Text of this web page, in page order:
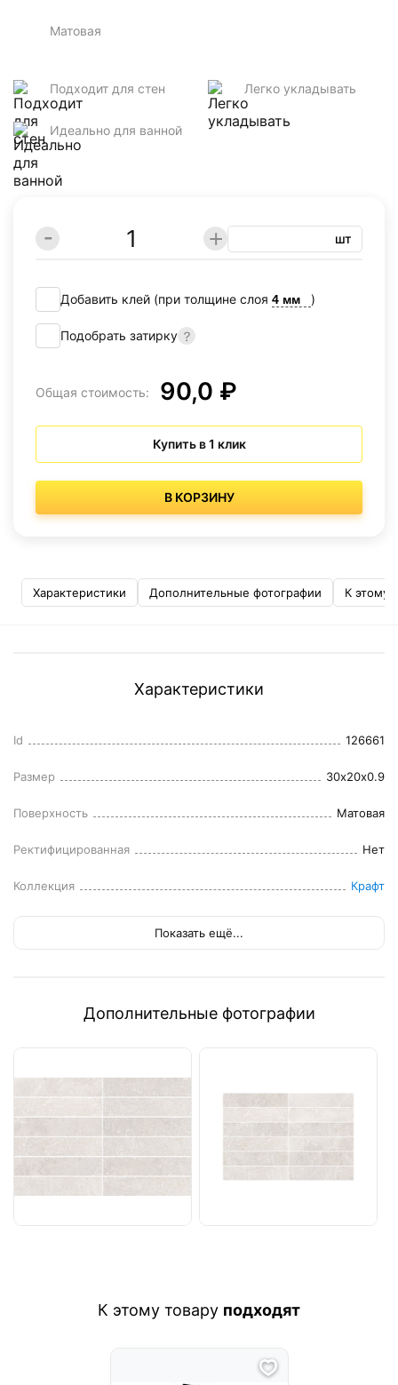
Матовая
Подходит для стен Легко укладывать
Идеально для ванной
шт
Добавить клей (при толщине слоя )
Подобрать затирку
Общая стоимость: 90,0 ₽
Купить в 1 клик
В КОРЗИНУ
Характеристики Дополнительные фотографии К этому
Характеристики
Id 126661
Размер 30x20x0.9
Поверхность Матовая
Ректифицированная Нет
Коллекция Крафт
Показать ещё...
Дополнительные фотографии
К этому товару подходят